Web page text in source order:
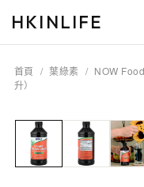
HKINLIFE
首頁 / 葉綠素 / NOW
升）